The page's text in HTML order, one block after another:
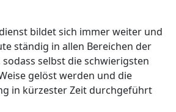
bildet sich immer weiter und
ständig in allen Bereichen der
sodass selbst die schwierigsten
gelöst werden und die
in kürzester Zeit durchgeführt